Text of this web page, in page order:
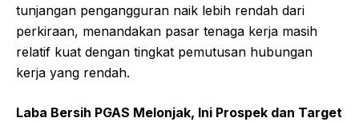
tunjangan pengangguran naik lebih rendah dari
perkiraan, menandakan pasar tenaga kerja masih
relatif kuat dengan tingkat pemutusan hubungan
kerja yang rendah.
Laba Bersih PGAS Melonjak, Ini Prospek dan Target